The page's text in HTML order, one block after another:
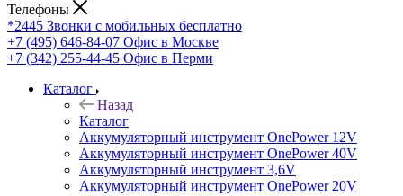
Телефоны
*2445 Звонки с мобильных бесплатно
+7 (495) 646-84-07 Офис в Москве
+7 (342) 255-44-45 Офис в Перми
Каталог
Назад
Каталог
Аккумуляторный инструмент OnePower 12V
Аккумуляторный инструмент OnePower 40V
Аккумуляторный инструмент 3,6V
Аккумуляторный инструмент OnePower 20V